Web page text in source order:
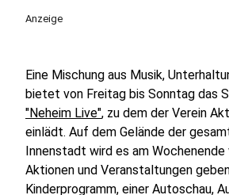
Anzeige
Eine Mischung aus Musik,
bietet von Freitag bis Sonntag das
"Neheim Live", zu dem der Verein
einlädt. Auf dem Gelände der
Innenstadt wird es am
Aktionen und Veranstaltungen
Kinderprogramm, einer Autoschau,